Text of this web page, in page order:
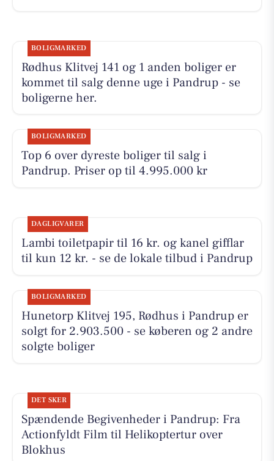
BOLIGMARKED
Rødhus Klitvej 141 og 1 anden boliger er
kommet til salg denne uge i Pandrup - se
boligerne her.
BOLIGMARKED
Top 6 over dyreste boliger til salg i
Pandrup. Priser op til 4.995.000 kr
DAGLIGVARER
Lambi toiletpapir til 16 kr. og kanel gifflar
til kun 12 kr. - se de lokale tilbud i Pandrup
BOLIGMARKED
Hunetorp Klitvej 195, Rødhus i Pandrup er
solgt for 2.903.500 - se køberen og 2 andre
solgte boliger
DET SKER
Spændende Begivenheder i Pandrup: Fra
Actionfyldt Film til Helikoptertur over
Blokhus